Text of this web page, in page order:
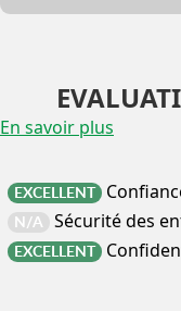
En savoir plus
EXCELLENT
N/A Sécurité des
EXCELLENT